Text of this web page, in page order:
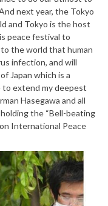
next year, the Tokyo
and Tokyo is the host
peace festival to
the world that human
infection, and will
Japan which is a
to extend my deepest
Hasegawa and all
the “Bell-beating
International Peace